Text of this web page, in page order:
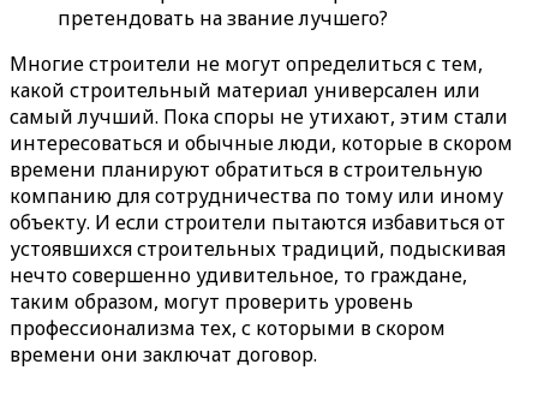
Многие строители не могут определиться с тем,
какой строительный материал универсален или
самый лучший. Пока споры не утихают, этим стали
интересоваться и обычные люди, которые в скором
времени планируют обратиться в строительную
компанию для сотрудничества по тому или иному
объекту. И если строители пытаются избавиться от
устоявшихся строительных традиций, подыскивая
нечто совершенно удивительное, то граждане,
таким образом, могут проверить уровень
профессионализма тех, с которыми в скором
времени они заключат договор.